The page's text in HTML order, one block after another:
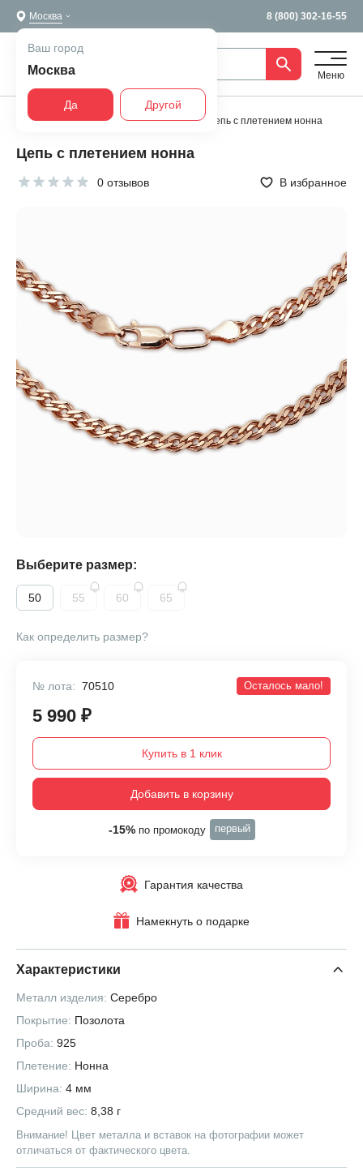
Москва 8 (800) 302-16-55
Ваш город
Москва
Да Другой
Меню
Главная Все украшения Цепи Цепь с плетением нонна
Цепь с плетением нонна
0 отзывов В избранное
Выберите размер:
50 55 60 65
Как определить размер?
№ лота: 70510 Осталось мало!
5 990 ₽
Купить в 1 клик
Добавить в корзину
-15%по промокоду первый
Гарантия качества
Намекнуть о подарке
Характеристики
Металл изделия: Серебро
Покрытие: Позолота
Проба: 925
Плетение: Нонна
Ширина: 4 мм
Средний вес: 8,38 г
Внимание! Цвет металла и вставок на фотографии может
отличаться от фактического цвета.